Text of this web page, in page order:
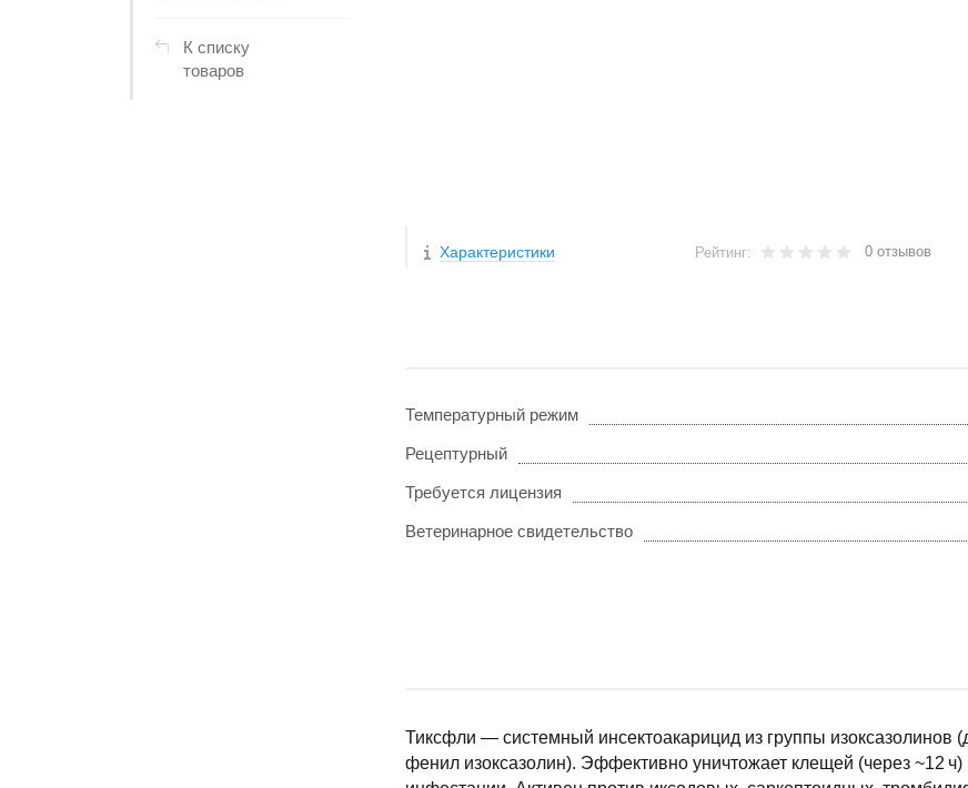
К списку
товаров
Характеристики Рейтинг: 0 отзывов
Температурный режим
Рецептурный
Требуется лицензия
Ветеринарное свидетельство
Тиксфли — системный инсектоакарицид из группы изоксазолинов
фенил изоксазолин). Эффективно уничтожает клещей (через ~12